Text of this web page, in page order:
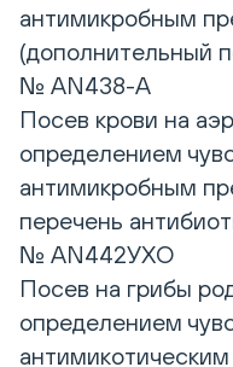
антимикробным
(дополнительный
№ AN438-A
Посев крови на
определением
антимикробным
перечень
№ AN442УХО
Посев на грибы
определением